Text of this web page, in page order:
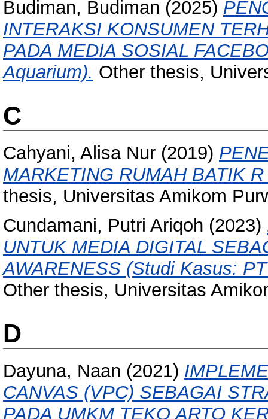
Budiman, Budiman (2025)
INTERAKSI KONSUMEN
PADA MEDIA SOSIAL
Aquarium). Other thesis,
C
Cahyani, Alisa Nur (2019)
MARKETING RUMAH BATIK
thesis, Universitas Amikom
Cundamani, Putri Ariqoh (2023)
UNTUK MEDIA DIGITAL
AWARENESS (Studi Kasus:
Other thesis, Universitas
D
Dayuna, Naan (2021)
CANVAS (VPC) SEBAGAI
PADA UMKM TEKO ARTO